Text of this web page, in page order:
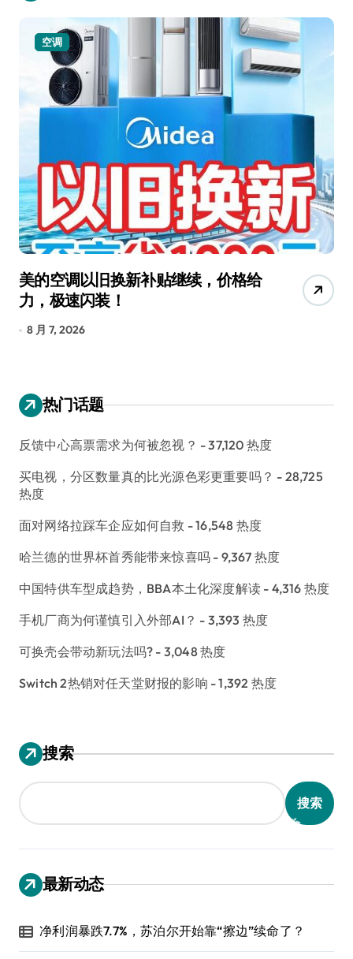
空调
美的空调以旧换新补贴继续，价格给
力，极速闪装！
8 月 7, 2026
热门话题
反馈中心高票需求为何被忽视？ - 37,120 热度
买电视，分区数量真的比光源色彩更重要吗？ - 28,725
热度
面对网络拉踩车企应如何自救 - 16,548 热度
哈兰德的世界杯首秀能带来惊喜吗 - 9,367 热度
中国特供车型成趋势，BBA本土化深度解读 - 4,316 热度
手机厂商为何谨慎引入外部AI？ - 3,393 热度
可换壳会带动新玩法吗? - 3,048 热度
Switch 2热销对任天堂财报的影响 - 1,392 热度
搜索
搜索
最新动态
净利润暴跌7.7%，苏泊尔开始靠“擦边”续命了？